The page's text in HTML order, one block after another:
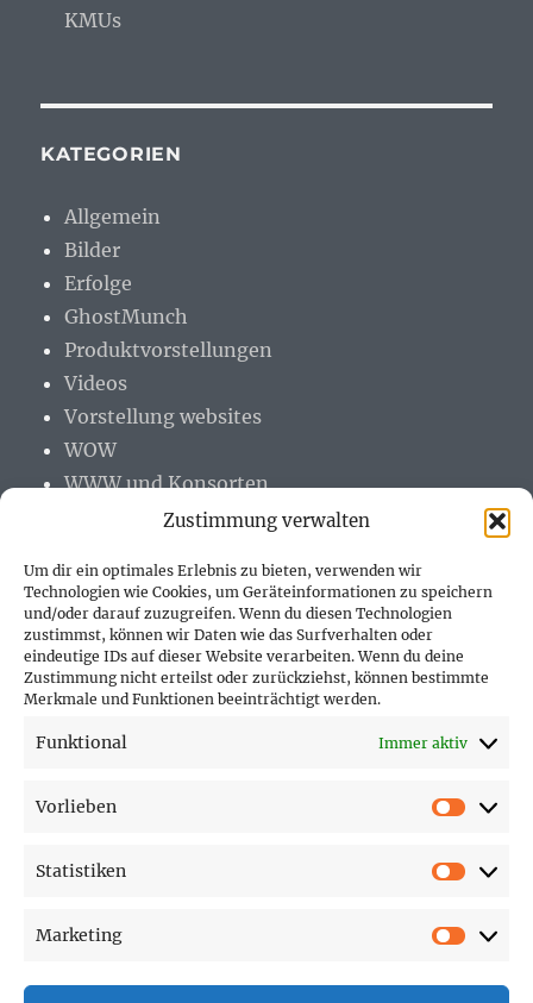
Zustimmung verwalten
Um dir ein optimales Erlebnis zu bieten, verwenden wir
Technologien wie Cookies, um Geräteinformationen zu speichern
und/oder darauf zuzugreifen. Wenn du diesen Technologien
zustimmst, können wir Daten wie das Surfverhalten oder
eindeutige IDs auf dieser Website verarbeiten. Wenn du deine
Zustimmung nicht erteilst oder zurückziehst, können bestimmte
Merkmale und Funktionen beeinträchtigt werden.
Funktional Immer aktiv
Vorlieben
Statistiken
Marketing
KMUs
KATEGORIEN
Allgemein
Bilder
Erfolge
GhostMunch
Produktvorstellungen
Videos
Vorstellung websites
WOW
WWW und Konsorten
PARTNER (LINKS)
Hofer Technik GmbH
Hofer Techniks Shop
Sonne und Erde
SEITEN
Affiliate Disclosure